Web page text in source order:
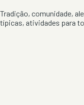
Tradição, comunidade,
típicas, atividades para